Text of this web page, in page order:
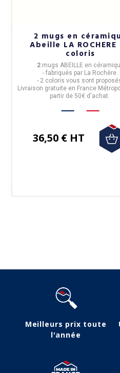
2 mugs en
Abeille LA ROCHERE
coloris
2 mugs ABEILLE en
- fabriqués par La Rochère.
- 2 coloris vous sont
Livraison gratuite en France
partir de 50€ d'achat.
36,50 € HT
Meilleurs prix toute
l'année